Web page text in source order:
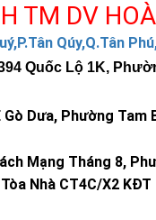
TM DV
Qúy,Q.Tân
Quốc Lộ 1K,
Gò Dưa, Phường Tam
Mạng Tháng 8,
Nhà CT4C/X2